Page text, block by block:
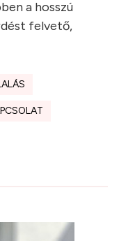
a hosszú
felvető,